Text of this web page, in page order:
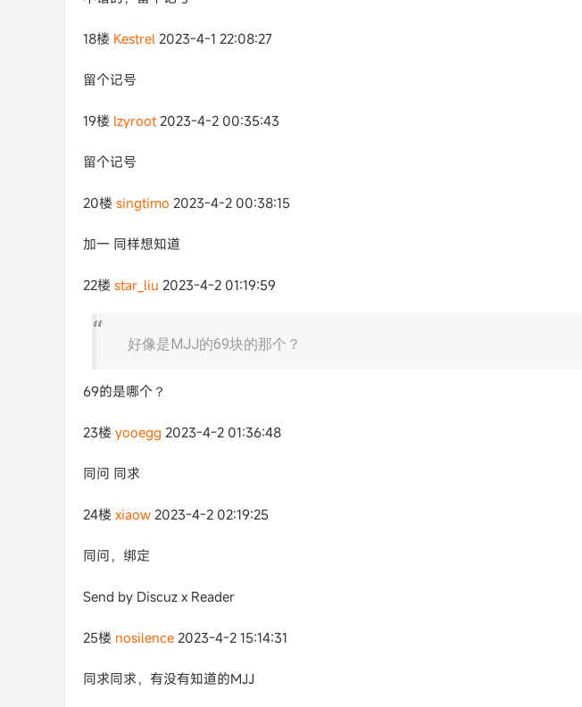
18楼 Kestrel 2023-4-1 22:08:27
留个记号
19楼 lzyroot 2023-4-2 00:35:43
留个记号
20楼 singtimo 2023-4-2 00:38:15
加一 同样想知道
22楼 star_liu 2023-4-2 01:19:59
好像是MJJ的69块的那个？
69的是哪个？
23楼 yooegg 2023-4-2 01:36:48
同问 同求
24楼 xiaow 2023-4-2 02:19:25
同问，绑定
Send by Discuz x Reader
25楼 nosilence 2023-4-2 15:14:31
同求同求，有没有知道的MJJ